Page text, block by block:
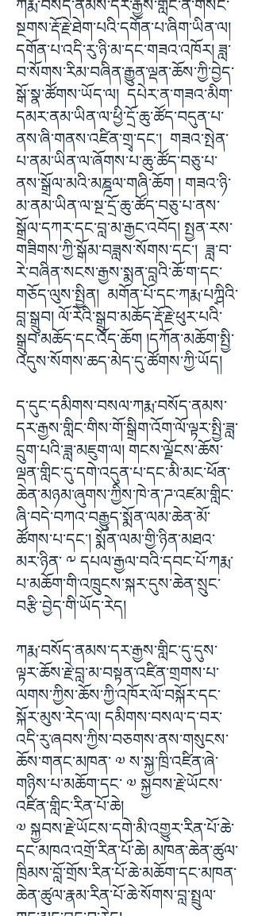
ཀརྨ་བསོད་ནམས་དར་རྒྱས་གླིང་ནི་གསང་
སྔགས་རྡོ་རྗེ་ཐེག་པའི་དགོན་པ་ཞིག་ཡིན་ལ།
དགོན་པ་འདི་རུ་ཉི་མ་དང་གཟའ་འཁོར། ཟླ་
བ་སོགས་རིམ་བཞིན་རྒྱུན་ལྡན་ཆོས་ཀྱི་བྱེད་
སྒོ་སྣ་ཚོགས་ཡོད་ལ། དཔེར་ན་གཟའ་མིག་
དམར་ནམ་ཡིན་ལ་ཕྱི་དྲོ་ཆུ་ཚོད་བདུན་པ་
ནས་ཞི་གནས་འཛིན་གྲྭ་དང་། གཟའ་སྤེན་
པ་ནམ་ཡིན་ལ་ཞོགས་པ་ཆུ་ཚོད་བཅུ་པ་
ནས་སྒྲོལ་མའི་མཎྜལ་གཞི་ཆོག ། གཟའ་ཉི་
མ་ནམ་ཡིན་ལ་སྔ་དྲོ་ཆུ་ཚོད་བཅུ་པ་ནས་
སྒྲོལ་དཀར་དང་བླ་མ་རྒྱང་འབོད། སྤྱན་རས་
གཟིགས་ཀྱི་སྒོམ་བཟླས་སོགས་དང་། ཟླ་བ་
རེ་བཞིན་སངས་རྒྱས་སྨན་བླའི་ཆོ་ག་དང་
གཅོད་ལུས་སྤྱིན། མགོན་པོ་དང་ཀརྨ་པཀྴིའི་
བླ་སྒྲུབ། ལོ་རེའི་སྒྲུབ་མཆོད་རྡོ་རྗེ་ཕུར་པའི་
སྒྲུབ་མཆོད་དང་འོད་ཆོག །དཀོན་མཆོག་སྤྱི་
འདུས་སོགས་ཆད་མེད་དུ་ཚོགས་ཀྱི་ཡོད།
ད་དུང་དམིགས་བསལ་ཀརྨ་བསོད་ནམས་
དར་རྒྱས་གླིང་གིས་གོ་སྒྲིག་འོག་ལོ་ལྟར་སྤྱི་ཟླ་
དྲུག་པའི་ཟླ་མཇུག་ལ། གངས་ལྗོངས་ཆོས་
ལྡན་གླིང་དུ་དགེ་འདུན་པ་དང་མི་མང་ཕོན་
ཆེན་མཉམ་ཞུགས་ཀྱིས་ཁེ་ན་ཌ་འཛམ་གླིང་
ཞི་བདེ་བཀའ་བརྒྱུད་སྨོན་ལམ་ཆེན་མོ་
ཚོགས་པ་དང་། སྨོན་ལམ་གྱི་ཉིན་མཐའ་
མར་ཉིན་ ༸ དཔལ་རྒྱལ་བའི་དབང་པོ་ཀརྨ་
པ་མཆོག་གི་འཁྲུངས་སྐར་དུས་ཆེན་སྲུང་
བརྩི་བྱེད་གི་ཡོད་རེད།
ཀརྨ་བསོད་ནམས་དར་རྒྱས་གླིང་དུ་དུས་
ལྟར་ཆོས་རྗེ་བླ་མ་བསྟན་འཛིན་གྲགས་པ་
ལགས་ཀྱིས་ཆོས་ཀྱི་འཁོར་ལོ་བསྐོར་དང་
སྐོར་མུས་རེད་ལ། དམིགས་བསལ་ད་བར་
འདི་རུ་ཞབས་ཀྱིས་བཅགས་ནས་གསུངས་
ཆོས་གནང་མཁན་ ༧ ས་སྐྱ་ཁྲི་འཛིན་ཞེ་
གཉིས་པ་མཆོག་དང་ ༧ སྐྱབས་རྗེ་ཡོངས་
འཛིན་གླིང་རིན་པོ་ཆེ།
༧ སྐྱབས་རྗེ་ཡོངས་དགེ་མི་འགྱུར་རིན་པོ་ཆེ་
དང་མཁའ་འགྲོ་རིན་པོ་ཆེ། མཁན་ཆེན་ཚུལ་
ཁྲིམས་བློ་གྲོས་རིན་པོ་ཆེ་མཆོག་དང་མཁན་
ཆེན་ཚུལ་རྣམ་རིན་པོ་ཆེ་སོགས་བླ་སྤྲུལ་